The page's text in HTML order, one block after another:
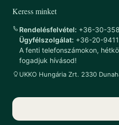
Keress minket
Rendelésfelvétel: +36-30-
Ügyfélszolgálat: +36-20-
A fenti telefonszámokon,
fogadjuk hívásod!
UKKO Hungária Zrt. 2330